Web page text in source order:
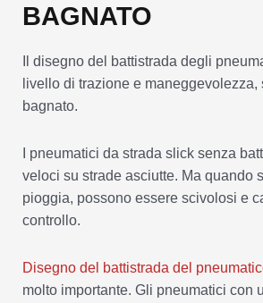
BAGNATO
Il disegno del battistrada degli
livello di trazione e maneggevolezza,
bagnato.
I pneumatici da strada slick senza
veloci su strade asciutte. Ma quando
pioggia, possono essere scivolosi e
controllo.
Disegno del battistrada del
molto importante. Gli pneumatici con